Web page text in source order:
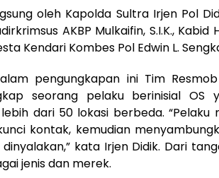
oleh Kapolda Sultra Irjen Pol
AKBP Mulkaifin, S.I.K.,
Kendari Kombes Pol Edwin L. Sengka,
pengungkapan ini Tim
seorang pelaku berinisial OS
dari 50 lokasi berbeda. “Pelaku
kontak, kemudian
kata Irjen Didik. Dari
jenis dan merek.